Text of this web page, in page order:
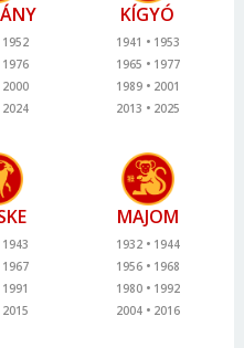
1952
1976
2000
2024
KÍGYÓ
1941
1953
1965
1977
1989
2001
2013
2025
1943
1967
1991
2015
MAJOM
1932
1944
1956
1968
1980
1992
2004
2016